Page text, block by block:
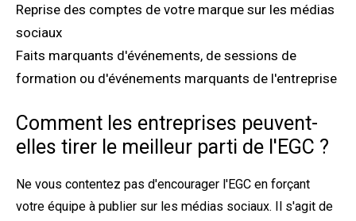
Reprise des comptes de votre marque sur les médias
sociaux
Faits marquants d'événements, de sessions de
formation ou d'événements marquants de l'entreprise
Comment les entreprises peuvent-
elles tirer le meilleur parti de l'EGC ?
Ne vous contentez pas d'encourager l'EGC en forçant
votre équipe à publier sur les médias sociaux. Il s'agit de